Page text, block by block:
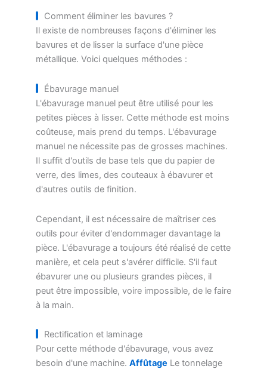
Comment éliminer les bavures ?
Il existe de nombreuses façons d'éliminer les
bavures et de lisser la surface d'une pièce
métallique. Voici quelques méthodes :
Ébavurage manuel
L'ébavurage manuel peut être utilisé pour les
petites pièces à lisser. Cette méthode est moins
coûteuse, mais prend du temps. L'ébavurage
manuel ne nécessite pas de grosses machines.
Il suffit d'outils de base tels que du papier de
verre, des limes, des couteaux à ébavurer et
d'autres outils de finition.
Cependant, il est nécessaire de maîtriser ces
outils pour éviter d'endommager davantage la
pièce. L'ébavurage a toujours été réalisé de cette
manière, et cela peut s'avérer difficile. S'il faut
ébavurer une ou plusieurs grandes pièces, il
peut être impossible, voire impossible, de le faire
à la main.
Rectification et laminage
Pour cette méthode d'ébavurage, vous avez
besoin d'une machine. Affûtage Le tonnelage